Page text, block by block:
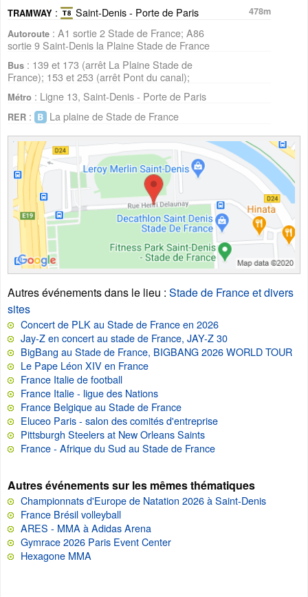
TRAMWAY : Saint-Denis - Porte de Paris
478m
Autoroute : A1 sortie 2 Stade de France; A86
sortie 9 Saint-Denis la Plaine Stade de France
Bus : 139 et 173 (arrêt La Plaine Stade de
France); 153 et 253 (arrêt Pont du canal);
Métro : Ligne 13, Saint-Denis - Porte de Paris
RER : La plaine de Stade de France
Autres événements dans le lieu : Stade de France et divers
sites
Concert de PLK au Stade de France en 2026
Jay-Z en concert au stade de France, JAY-Z 30
BigBang au Stade de France, BIGBANG 2026 WORLD TOUR
Le Pape Léon XIV en France
France Italie de football
France Italie - ligue des Nations
France Belgique au Stade de France
Eluceo Paris - salon des comités d'entreprise
Pittsburgh Steelers at New Orleans Saints
France - Afrique du Sud au Stade de France
Autres événements sur les mêmes thématiques
Championnats d'Europe de Natation 2026 à Saint-Denis
France Brésil volleyball
ARES - MMA à Adidas Arena
Gymrace 2026 Paris Event Center
Hexagone MMA